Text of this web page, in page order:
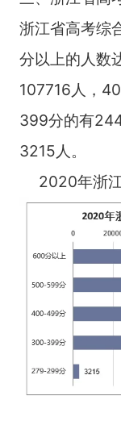
浙江省高考综
分以上的人
107716人，
399分的有
3215人。
2020年浙